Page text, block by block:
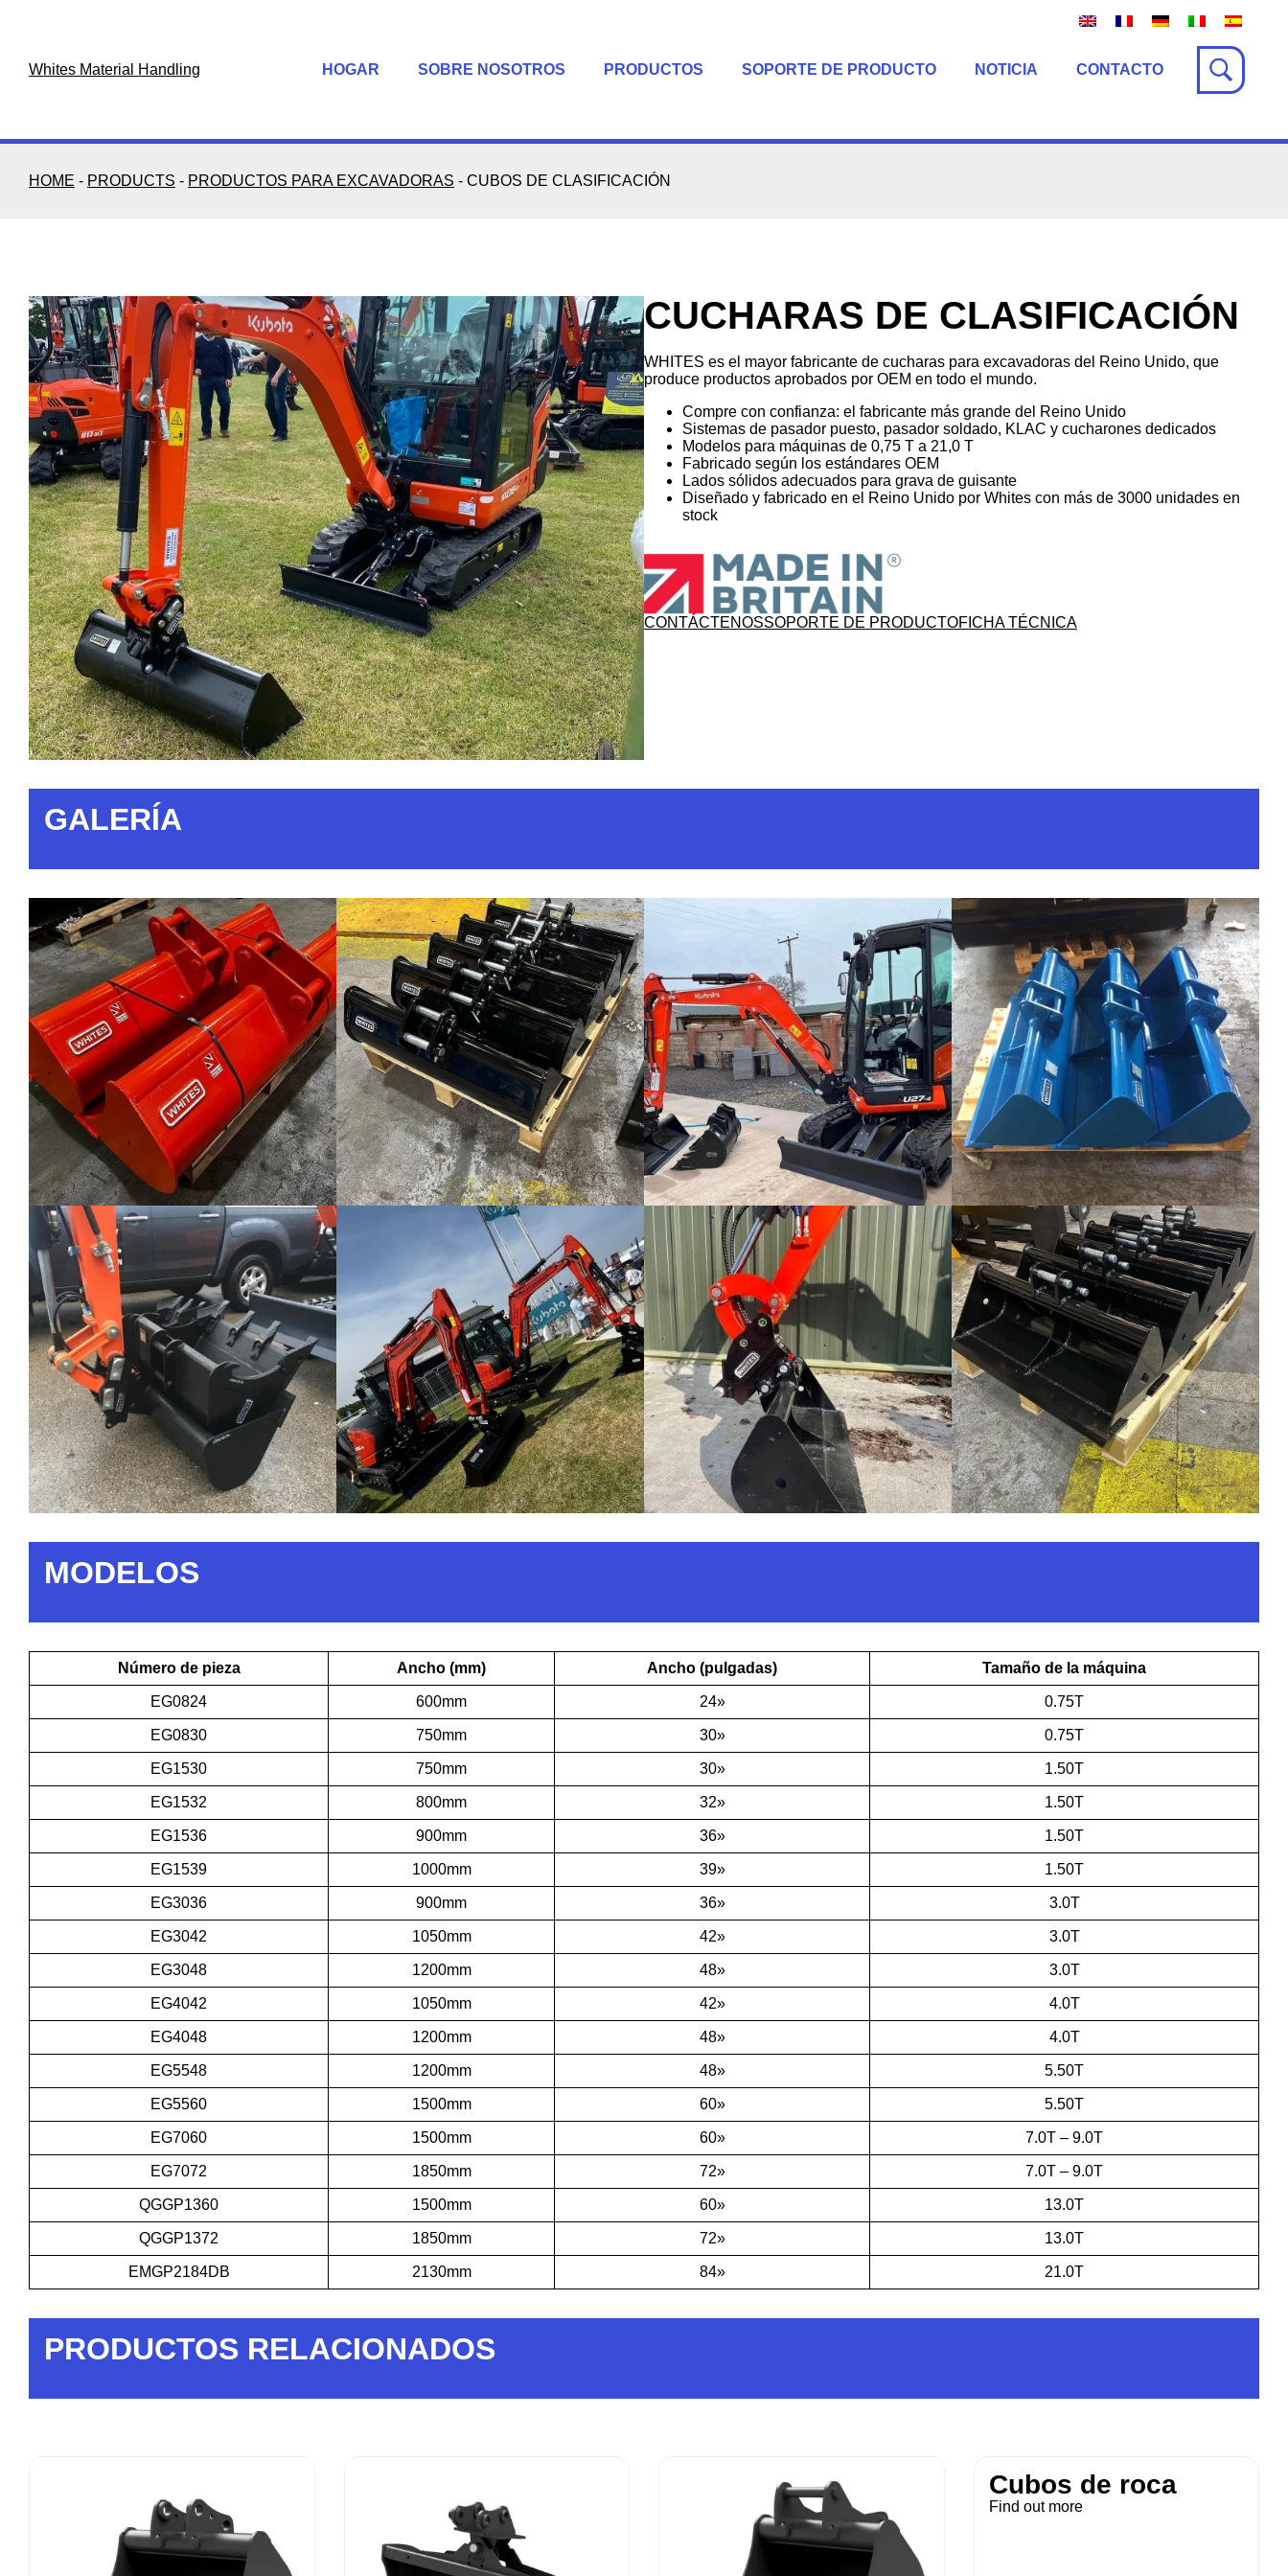
Whites Material Handling
HOGAR SOBRE NOSOTROS PRODUCTOS SOPORTE DE PRODUCTO NOTICIA CONTACTO
HOME - PRODUCTS - PRODUCTOS PARA EXCAVADORAS - CUBOS DE CLASIFICACIÓN
CUCHARAS DE CLASIFICACIÓN
WHITES es el mayor fabricante de cucharas para excavadoras del Reino Unido, que
produce productos aprobados por OEM en todo el mundo.
Compre con confianza: el fabricante más grande del Reino Unido
Sistemas de pasador puesto, pasador soldado, KLAC y cucharones dedicados
Modelos para máquinas de 0,75 T a 21,0 T
Fabricado según los estándares OEM
Lados sólidos adecuados para grava de guisante
Diseñado y fabricado en el Reino Unido por Whites con más de 3000 unidades en
stock
CONTÁCTENOSSOPORTE DE PRODUCTOFICHA TÉCNICA
GALERÍA
MODELOS
Número de pieza Ancho (mm) Ancho (pulgadas) Tamaño de la máquina
EG0824 600mm 24» 0.75T
EG0830 750mm 30» 0.75T
EG1530 750mm 30» 1.50T
EG1532 800mm 32» 1.50T
EG1536 900mm 36» 1.50T
EG1539 1000mm 39» 1.50T
EG3036 900mm 36» 3.0T
EG3042 1050mm 42» 3.0T
EG3048 1200mm 48» 3.0T
EG4042 1050mm 42» 4.0T
EG4048 1200mm 48» 4.0T
EG5548 1200mm 48» 5.50T
EG5560 1500mm 60» 5.50T
EG7060 1500mm 60» 7.0T – 9.0T
EG7072 1850mm 72» 7.0T – 9.0T
QGGP1360 1500mm 60» 13.0T
QGGP1372 1850mm 72» 13.0T
EMGP2184DB 2130mm 84» 21.0T
PRODUCTOS RELACIONADOS
Cubos de roca
Find out more